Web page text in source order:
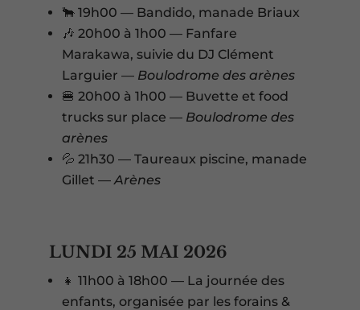
🐂 19h00 — Bandido, manade Briaux
🎶 20h00 à 1h00 — Fanfare
Marakawa, suivie du DJ Clément
Larguier — Boulodrome des arènes
🍔 20h00 à 1h00 — Buvette et food
trucks sur place — Boulodrome des
arènes
💦 21h30 — Taureaux piscine, manade
Gillet —Arènes
LUNDI 25 MAI 2026
👧 11h00 à 18h00 — La journée des
enfants, organisée par les forains &